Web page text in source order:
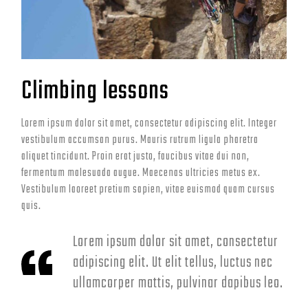
Climbing lessons
Lorem ipsum dolor sit amet, consectetur adipiscing elit. Integer
vestibulum accumsan purus. Mauris rutrum ligula pharetra
aliquet tincidunt. Proin erat justo, faucibus vitae dui non,
fermentum malesuada augue. Maecenas ultricies metus ex.
Vestibulum laoreet pretium sapien, vitae euismod quam cursus
quis.
Lorem ipsum dolor sit amet, consectetur
adipiscing elit. Ut elit tellus, luctus nec
ullamcorper mattis, pulvinar dapibus leo.